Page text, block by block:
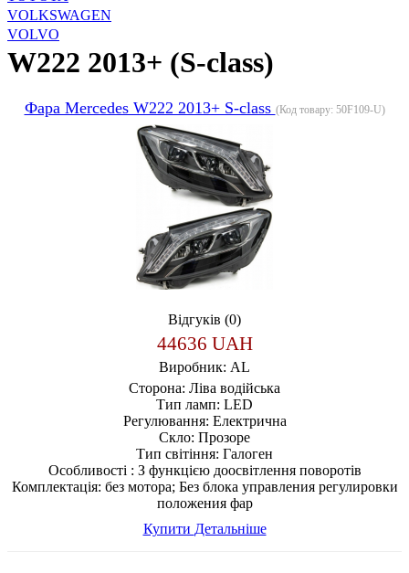
VOLKSWAGEN
VOLVO
W222 2013+ (S-class)
Фара Mercedes W222 2013+ S-class (Код товару: 50F109-U)
Відгуків (0)
44636 UAH
Виробник: AL
Сторона: Ліва водійська
Тип ламп: LED
Регулювання: Електрична
Скло: Прозоре
Тип світіння: Галоген
Особливості : З функцією доосвітлення поворотів
Комплектація: без мотора; Без блока управления регулировки
положения фар
Купити Детальніше